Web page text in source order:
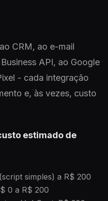
CRM, ao e-mail
API, ao Google
- cada integração
e, às vezes, custo
estimado de
simples) a R$ 200
0 a R$ 200